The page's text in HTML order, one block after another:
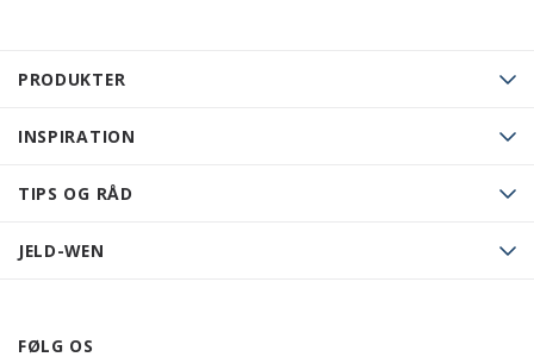
PRODUKTER
INSPIRATION
TIPS OG RÅD
JELD-WEN
FØLG OS